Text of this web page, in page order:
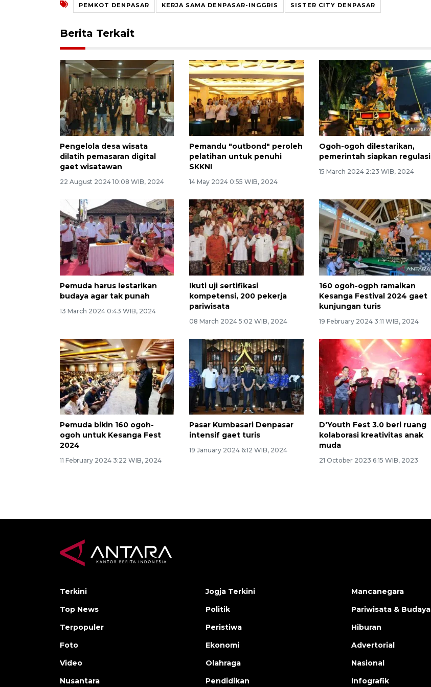
PEMKOT DENPASAR KERJA SAMA DENPASAR-INGGRIS SISTER CITY DENPASAR
Berita Terkait
Pengelola desa wisata
dilatih pemasaran digital
gaet wisatawan
22 August 2024 10:08 WIB, 2024
Pemandu "outbond" peroleh
pelatihan untuk penuhi
SKKNI
14 May 2024 0:55 WIB, 2024
Ogoh-ogoh dilestarikan,
pemerintah siapkan regulasi
15 March 2024 2:23 WIB, 2024
Pemuda harus lestarikan
budaya agar tak punah
13 March 2024 0:43 WIB, 2024
Ikuti uji sertifikasi
kompetensi, 200 pekerja
pariwisata
08 March 2024 5:02 WIB, 2024
160 ogoh-ogph ramaikan
Kesanga Festival 2024 gaet
kunjungan turis
19 February 2024 3:11 WIB, 2024
Pemuda bikin 160 ogoh-
ogoh untuk Kesanga Fest
2024
11 February 2024 3:22 WIB, 2024
Pasar Kumbasari Denpasar
intensif gaet turis
19 January 2024 6:12 WIB, 2024
D'Youth Fest 3.0 beri ruang
kolaborasi kreativitas anak
muda
21 October 2023 6:15 WIB, 2023
Pameran seni rupa karya
seniman neurodivergen
03 August 2026 13:03 WIB
Terkini
Top News
Terpopuler
Foto
Video
Nusantara
Jogja Terkini
Politik
Peristiwa
Ekonomi
Olahraga
Pendidikan
Mancanegara
Pariwisata & Budaya
Hiburan
Advertorial
Nasional
Infografik